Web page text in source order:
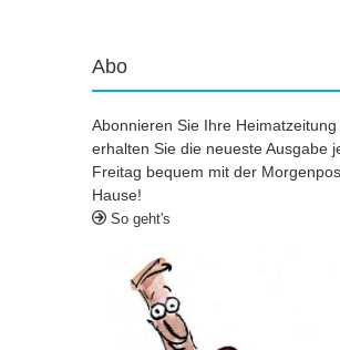
Abo
Abonnieren Sie Ihre Heimatzeitung
erhalten Sie die neueste Ausgabe
Freitag bequem mit der
Hause!
So geht's